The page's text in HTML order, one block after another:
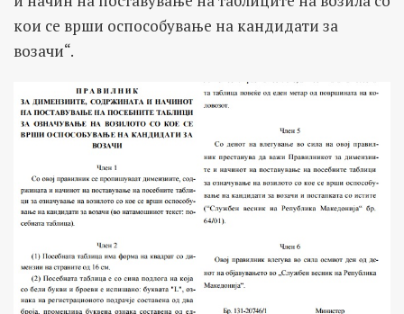
кои се врши оспособување на кандидати за
возачи“.